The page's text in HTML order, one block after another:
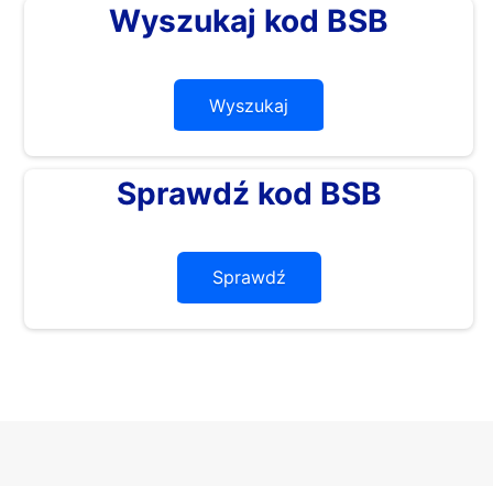
Wyszukaj kod BSB
Wyszukaj
Sprawdź kod BSB
Sprawdź